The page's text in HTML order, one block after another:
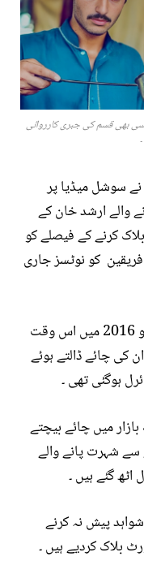
بھی قسم کی جبری کارروائی
سوشل میڈیا پر
والے ارشد خان کے
کرنے کے فیصلے کو
کو نوٹسز جاری
مردان سے تعلق رکھنے والے ارشد خان کو 2016 میں اس وقت
کی چائے ڈالتے ہوئے
ہوگئی تھی ۔
میں چائے بیچتے
سے شہرت پانے والے
گئے ہیں ۔
پیش نہ کرنے
بلاک کردیے ہیں ۔